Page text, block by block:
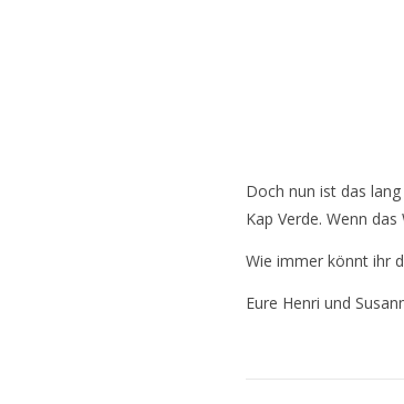
Doch nun ist das
Kap Verde. Wenn
Wie immer könnt ihr
Eure Henri und